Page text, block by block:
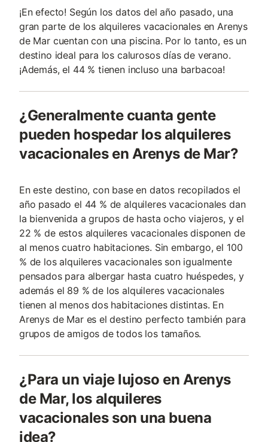
¡En efecto! Según los datos del año pasado, una
gran parte de los alquileres vacacionales en Arenys
de Mar cuentan con una piscina. Por lo tanto, es un
destino ideal para los calurosos días de verano.
¡Además, el 44 % tienen incluso una barbacoa!
¿Generalmente cuanta gente
pueden hospedar los alquileres
vacacionales en Arenys de Mar?
En este destino, con base en datos recopilados el
año pasado el 44 % de alquileres vacacionales dan
la bienvenida a grupos de hasta ocho viajeros, y el
22 % de estos alquileres vacacionales disponen de
al menos cuatro habitaciones. Sin embargo, el 100
% de los alquileres vacacionales son igualmente
pensados para albergar hasta cuatro huéspedes, y
además el 89 % de los alquileres vacacionales
tienen al menos dos habitaciones distintas. En
Arenys de Mar es el destino perfecto también para
grupos de amigos de todos los tamaños.
¿Para un viaje lujoso en Arenys
de Mar, los alquileres
vacacionales son una buena
idea?